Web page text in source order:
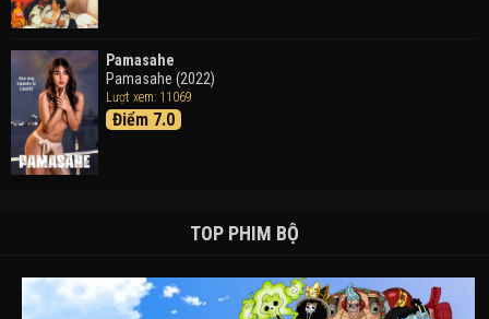
Pamasahe
Pamasahe (2022)
Lượt xem: 11069
Điểm 7.0
TOP PHIM BỘ